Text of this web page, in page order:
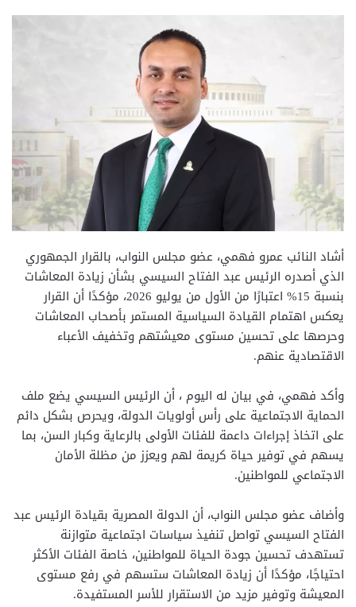
أشاد النائب عمرو فهمي، عضو مجلس النواب، بالقرار الجمهوري
الذي أصدره الرئيس عبد الفتاح السيسي بشأن زيادة المعاشات
بنسبة 15% اعتبارًا من الأول من يوليو 2026، مؤكدًا أن القرار
يعكس اهتمام القيادة السياسية المستمر بأصحاب المعاشات
وحرصها على تحسين مستوى معيشتهم وتخفيف الأعباء
الاقتصادية عنهم.
وأكد فهمي، في بيان له اليوم ، أن الرئيس السيسي يضع ملف
الحماية الاجتماعية على رأس أولويات الدولة، ويحرص بشكل دائم
على اتخاذ إجراءات داعمة للفئات الأولى بالرعاية وكبار السن، بما
يسهم في توفير حياة كريمة لهم ويعزز من مظلة الأمان
الاجتماعي للمواطنين.
وأضاف عضو مجلس النواب، أن الدولة المصرية بقيادة الرئيس عبد
الفتاح السيسي تواصل تنفيذ سياسات اجتماعية متوازنة
تستهدف تحسين جودة الحياة للمواطنين، خاصة الفئات الأكثر
احتياجًا، مؤكدًا أن زيادة المعاشات ستسهم في رفع مستوى
المعيشة وتوفير مزيد من الاستقرار للأسر المستفيدة.